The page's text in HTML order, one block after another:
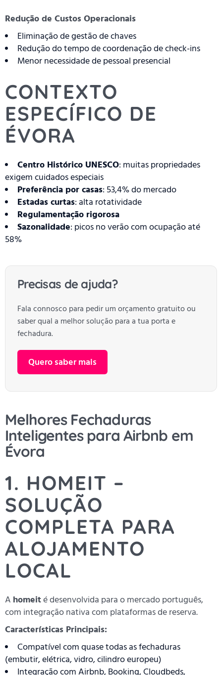
Redução de Custos Operacionais
Eliminação de gestão de chaves
Redução do tempo de coordenação de check-ins
Menor necessidade de pessoal presencial
CONTEXTO
ESPECÍFICO DE
ÉVORA
Centro Histórico UNESCO: muitas propriedades
exigem cuidados especiais
Preferência por casas: 53,4% do mercado
Estadas curtas: alta rotatividade
Regulamentação rigorosa
Sazonalidade: picos no verão com ocupação até
58%
Precisas de ajuda?
Fala connosco para pedir um orçamento gratuito ou
saber qual a melhor solução para a tua porta e
fechadura.
Quero saber mais
Melhores Fechaduras
Inteligentes para Airbnb em
Évora
1. HOMEIT –
SOLUÇÃO
COMPLETA PARA
ALOJAMENTO
LOCAL
A homeité desenvolvida para o mercado português,
com integração nativa com plataformas de reserva.
Características Principais:
Compatível com quase todas as fechaduras
(embutir, elétrica, vidro, cilindro europeu)
Integração com Airbnb, Booking, Cloudbeds,